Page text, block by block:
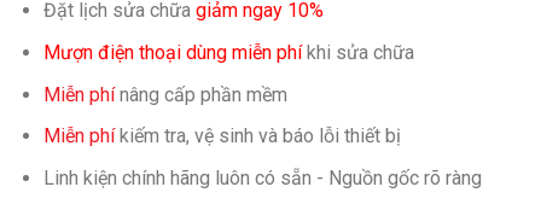
Đặt lịch sửa chữa giảm ngay 10%
Mượn điện thoại dùng miễn phíkhi sửa chữa
Miễn phínâng cấp phần mềm
Miễn phíkiếm tra, vệ sinh và báo lỗi thiết bị
Linh kiện chính hãng luôn có sẵn - Nguồn gốc rõ ràng